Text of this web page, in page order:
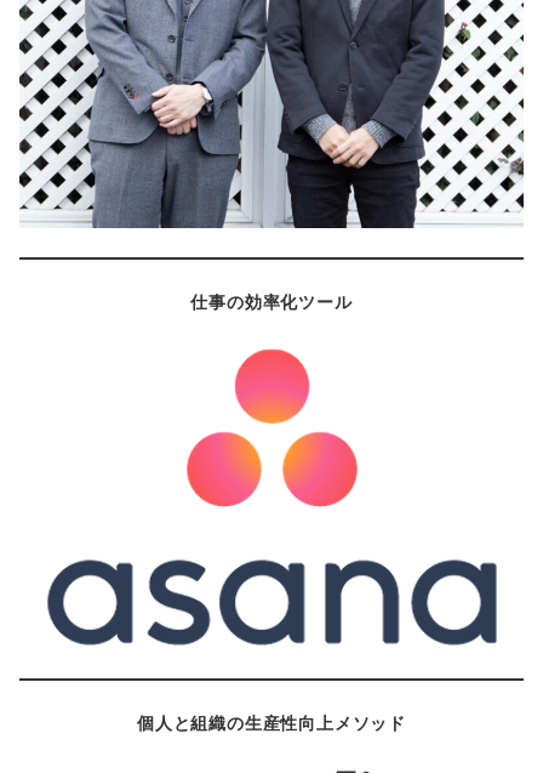
仕事の効率化ツール
個人と組織の生産性向上メソッド